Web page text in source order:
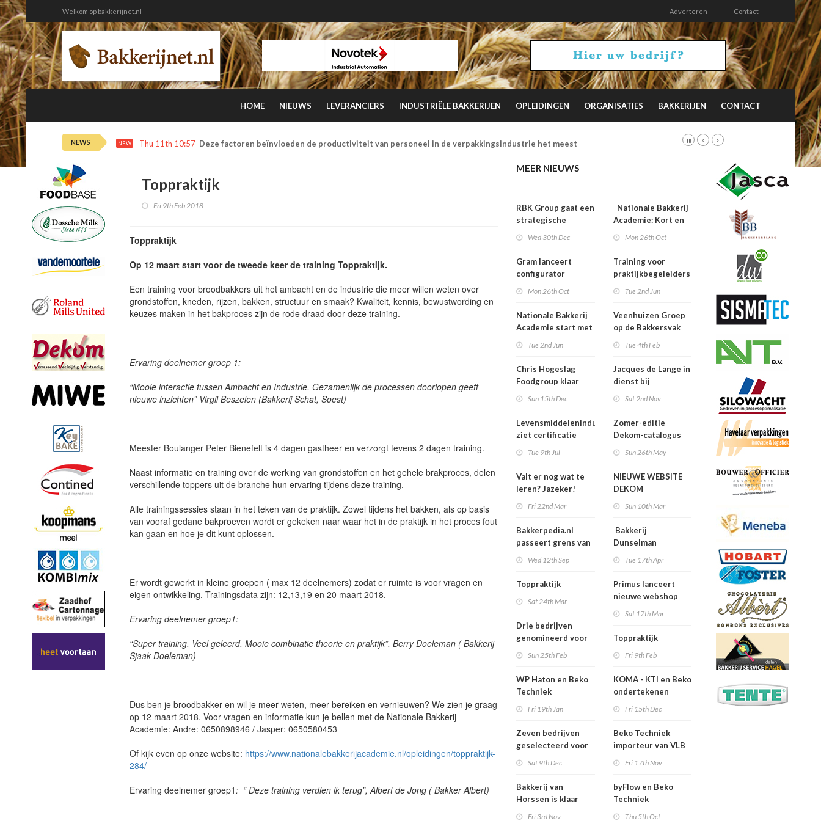
Welkom op bakkerijnet.nl Adverteren Contact
HOME NIEUWS LEVERANCIERS INDUSTRIËLE BAKKERIJEN OPLEIDINGEN ORGANISATIES BAKKERIJEN CONTACT
NEWS NEW Thu 11th 10:57 Deze factoren beïnvloeden de productiviteit van personeel in de verpakkingsindustrie het meest
Toppraktijk
Fri 9th Feb 2018
Toppraktijk
Op 12 maart start voor de tweede keer de training Toppraktijk.
Een training voor broodbakkers uit het ambacht en de industrie die meer willen weten over
grondstoffen, kneden, rijzen, bakken, structuur en smaak? Kwaliteit, kennis, bewustwording en
keuzes maken in het bakproces zijn de rode draad door deze training.
Ervaring deelnemer groep 1:
“Mooie interactie tussen Ambacht en Industrie. Gezamenlijk de processen doorlopen geeft
nieuwe inzichten” Virgil Beszelen (Bakkerij Schat, Soest)
Meester Boulanger Peter Bienefelt is 4 dagen gastheer en verzorgt tevens 2 dagen training.
Naast informatie en training over de werking van grondstoffen en het gehele brakproces, delen
verschillende toppers uit de branche hun ervaring tijdens deze training.
Alle trainingssessies staan in het teken van de praktijk. Zowel tijdens het bakken, als op basis
van vooraf gedane bakproeven wordt er gekeken naar waar het in de praktijk in het proces fout
kan gaan en hoe je dit kunt oplossen.
Er wordt gewerkt in kleine groepen ( max 12 deelnemers) zodat er ruimte is voor vragen en
eigen ontwikkeling. Trainingsdata zijn: 12,13,19 en 20 maart 2018.
Ervaring deelnemer groep1:
“Super training. Veel geleerd. Mooie combinatie theorie en praktijk”, Berry Doeleman ( Bakkerij
Sjaak Doeleman)
Dus ben je broodbakker en wil je meer weten, meer bereiken en vernieuwen? We zien je graag
op 12 maart 2018. Voor vragen en informatie kun je bellen met de Nationale Bakkerij
Academie: Andre: 0650898946 / Jasper: 0650580453
Of kijk even op onze website: https://www.nationalebakkerijacademie.nl/opleidingen/toppraktijk-
284/
Ervaring deelnemer groep1: “ Deze training verdien ik terug”, Albert de Jong ( Bakker Albert)
MEER NIEUWS
RBK Group gaat een
strategische
Verhoef
Wed 30th Dec
Gram lanceert
configurator
Mon 26th Oct
Nationale Bakkerij
Academie start met
Tue 2nd Jun
Chris Hogeslag
Foodgroup klaar
Sun 15th Dec
Levensmiddelenindustrie
ziet certificatie
Tue 9th Jul
Valt er nog wat te
leren? Jazeker!
Fri 22nd Mar
Bakkerpedia.nl
passeert grens van
Wed 12th Sep
Toppraktijk
Sat 24th Mar
Drie bedrijven
genomineerd voor
Bakkerij
Sun 25th Feb
WP Haton en Beko
Techniek
Fri 19th Jan
Zeven bedrijven
geselecteerd voor
Bakkerij
Sat 9th Dec
Bakkerij van
Horssen is klaar
Fri 3rd Nov
Nationale Bakkerij
Academie: Kort en
Mon 26th Oct
Training voor
praktijkbegeleiders
studenten
Tue 2nd Jun
Veenhuizen Groep
op de Bakkersvak
Tue 4th Feb
Jacques de Lange in
dienst bij
Sat 2nd Nov
Zomer-editie
Dekom-catalogus
Sun 26th May
NIEUWE WEBSITE
DEKOM
Sun 10th Mar
Bakkerij
Dunselman
Tue 17th Apr
Primus lanceert
nieuwe webshop
Sat 17th Mar
Toppraktijk
Fri 9th Feb
KOMA - KTI en Beko Techniek
ondertekenen
samenwerkingsovereenkomst
Fri 15th Dec
Beko Techniek
importeur van VLB
Fri 17th Nov
byFlow en Beko
Techniek
Thu 5th Oct